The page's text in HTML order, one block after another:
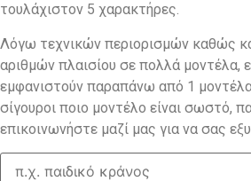
τουλάχιστον 5 χαρακτήρες.
Λόγω τεχνικών περιορισμών καθώς
αριθμών πλαισίου σε πολλά μοντέλα,
εμφανιστούν παραπάνω από 1
σίγουροι ποιο μοντέλο είναι σωστό,
επικοινωνήστε μαζί μας για να σας